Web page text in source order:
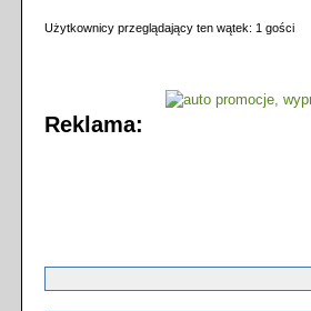
Użytkownicy przeglądający ten wątek: 1 gości
Reklama: